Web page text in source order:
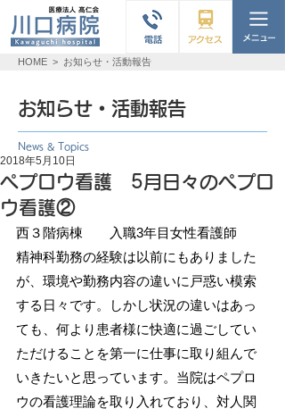
HOME > お知らせ・活動報告
お知らせ・活動報告
News & Topics
ペプロウ看護 5月日々のペプロ
ウ看護②
2018年5月10日
西３階病棟　　入職3年目女性看護師
精神科勤務の経験は以前にもありました
が、環境や勤務内容の違いに戸惑い模索
する日々です。しかし状況の違いはあっ
ても、何より患者様に快適に過ごしてい
ただけることを第一に仕事に取り組んで
いきたいと思っています。当院はペプロ
ウの看護理論を取り入れており、対人関